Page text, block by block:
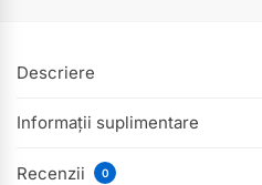
Descriere
Informații suplimentare
Recenzii 0